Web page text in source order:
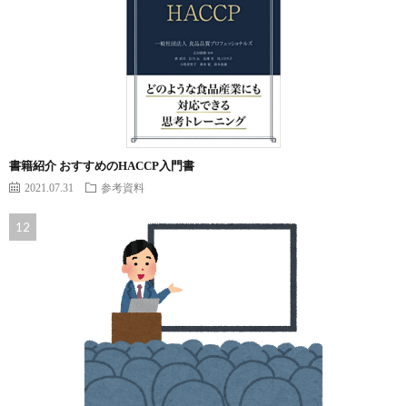
書籍紹介 おすすめのHACCP入門書
2021.07.31 参考資料